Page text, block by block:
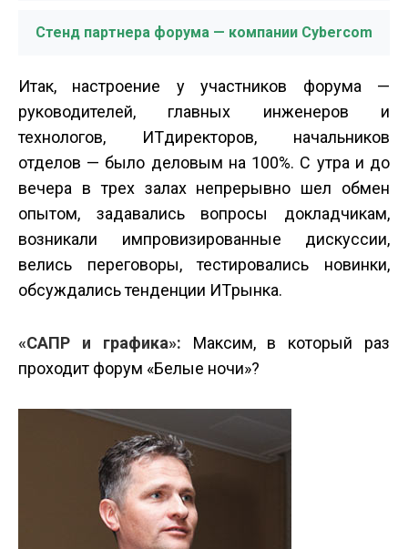
Стенд партнера форума — компании Cybercom
Итак, настроение у участников форума —
руководителей, главных инженеров и
технологов, ИТ­директоров, начальников
отделов — было деловым на 100%. С утра и до
вечера в трех залах непрерывно шел обмен
опытом, задавались вопросы докладчикам,
возникали импровизированные дискуссии,
велись переговоры, тестировались новинки,
обсуждались тенденции ИТ­рынка.
«САПР и графика»: Максим, в который раз
проходит форум «Белые ночи»?